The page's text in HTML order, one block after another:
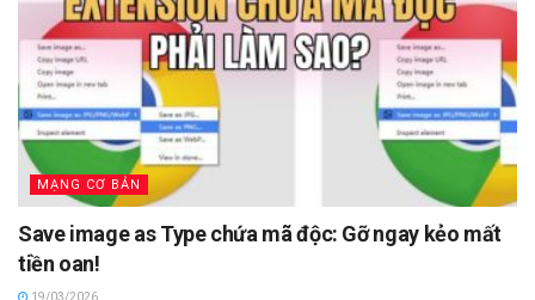
MẠNG CƠ BẢN
Save image as Type chứa mã độc: Gỡ ngay kẻo mất
tiền oan!
19/03/2026